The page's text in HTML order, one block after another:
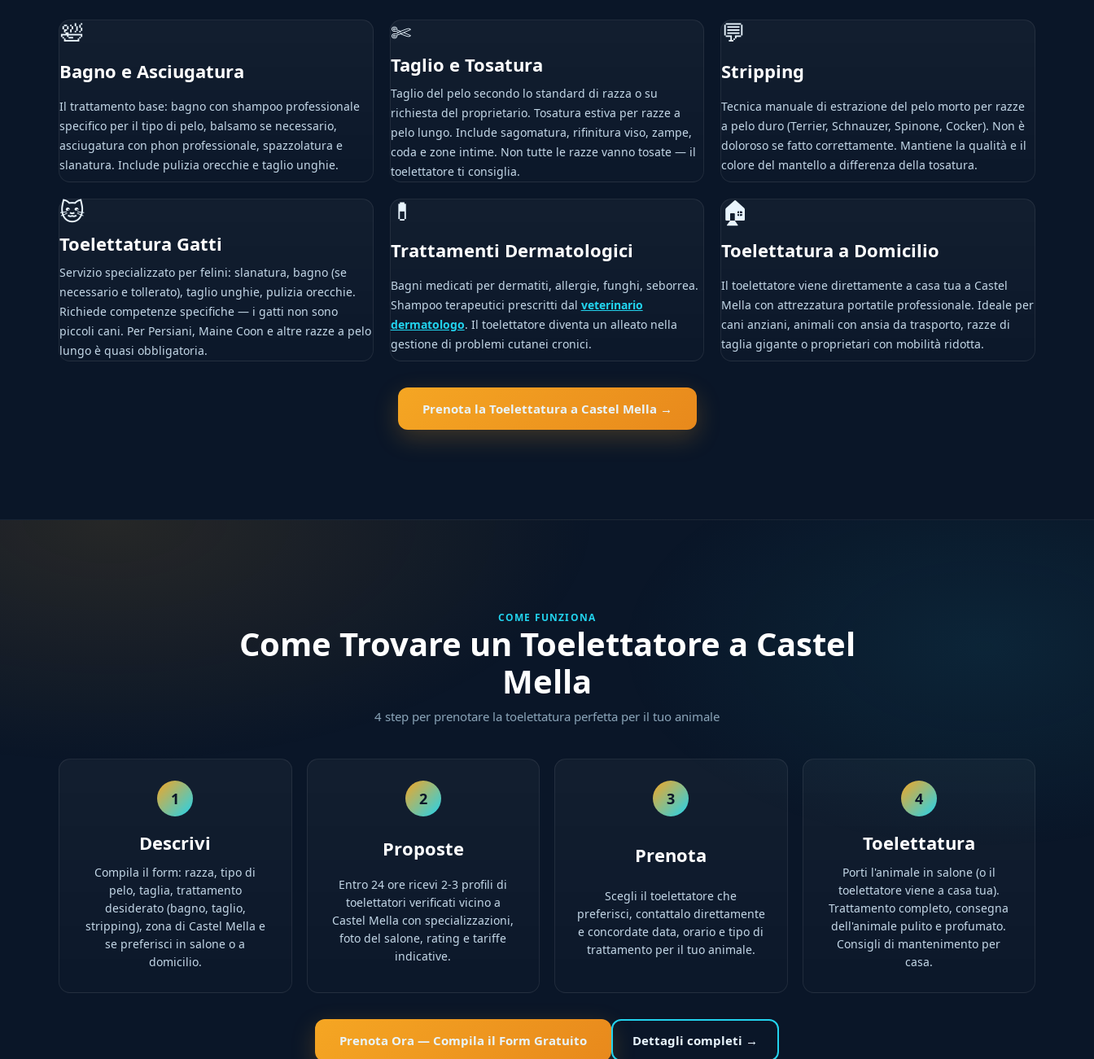
🛀
Bagno e Asciugatura
Il trattamento base: bagno con shampoo professionale
specifico per il tipo di pelo, balsamo se necessario,
asciugatura con phon professionale, spazzolatura e
slanatura. Include pulizia orecchie e taglio unghie.
✄
Taglio e Tosatura
Taglio del pelo secondo lo standard di razza o su
richiesta del proprietario. Tosatura estiva per razze a
pelo lungo. Include sagomatura, rifinitura viso, zampe,
coda e zone intime. Non tutte le razze vanno tosate — il
toelettatore ti consiglia.
💬
Stripping
Tecnica manuale di estrazione del pelo morto per razze
a pelo duro (Terrier, Schnauzer, Spinone, Cocker). Non è
doloroso se fatto correttamente. Mantiene la qualità e il
colore del mantello a differenza della tosatura.
🐱
Toelettatura Gatti
Servizio specializzato per felini: slanatura, bagno (se
necessario e tollerato), taglio unghie, pulizia orecchie.
Richiede competenze specifiche — i gatti non sono
piccoli cani. Per Persiani, Maine Coon e altre razze a pelo
lungo è quasi obbligatoria.
💊
Trattamenti Dermatologici
Bagni medicati per dermatiti, allergie, funghi, seborrea.
Shampoo terapeutici prescritti dal veterinario
dermatologo. Il toelettatore diventa un alleato nella
gestione di problemi cutanei cronici.
🏠
Toelettatura a Domicilio
Il toelettatore viene direttamente a casa tua a Castel
Mella con attrezzatura portatile professionale. Ideale per
cani anziani, animali con ansia da trasporto, razze di
taglia gigante o proprietari con mobilità ridotta.
Prenota la Toelettatura a Castel Mella →
COME FUNZIONA
Come Trovare un Toelettatore a Castel
Mella
4 step per prenotare la toelettatura perfetta per il tuo animale
1
Descrivi
Compila il form: razza, tipo di
pelo, taglia, trattamento
desiderato (bagno, taglio,
stripping), zona di Castel Mella e
se preferisci in salone o a
domicilio.
2
Proposte
Entro 24 ore ricevi 2-3 profili di
toelettatori verificati vicino a
Castel Mella con specializzazioni,
foto del salone, rating e tariffe
indicative.
3
Prenota
Scegli il toelettatore che
preferisci, contattalo direttamente
e concordate data, orario e tipo di
trattamento per il tuo animale.
4
Toelettatura
Porti l'animale in salone (o il
toelettatore viene a casa tua).
Trattamento completo, consegna
dell'animale pulito e profumato.
Consigli di mantenimento per
casa.
Prenota Ora — Compila il Form Gratuito Dettagli completi →